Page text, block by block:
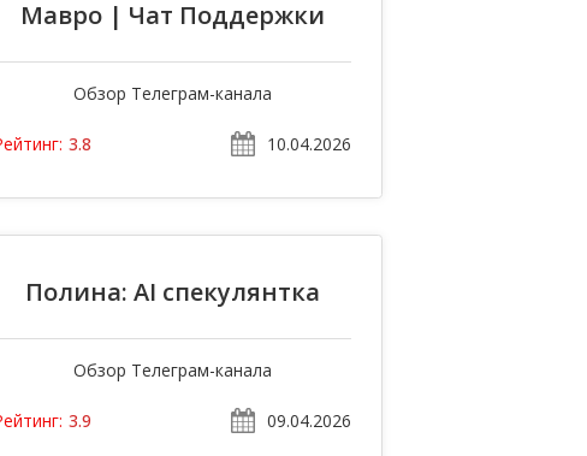
Мавро | Чат Поддержки
Обзор Телеграм-канала
3.8 10.04.2026
Полина: AI спекулянтка
Обзор Телеграм-канала
3.9 09.04.2026